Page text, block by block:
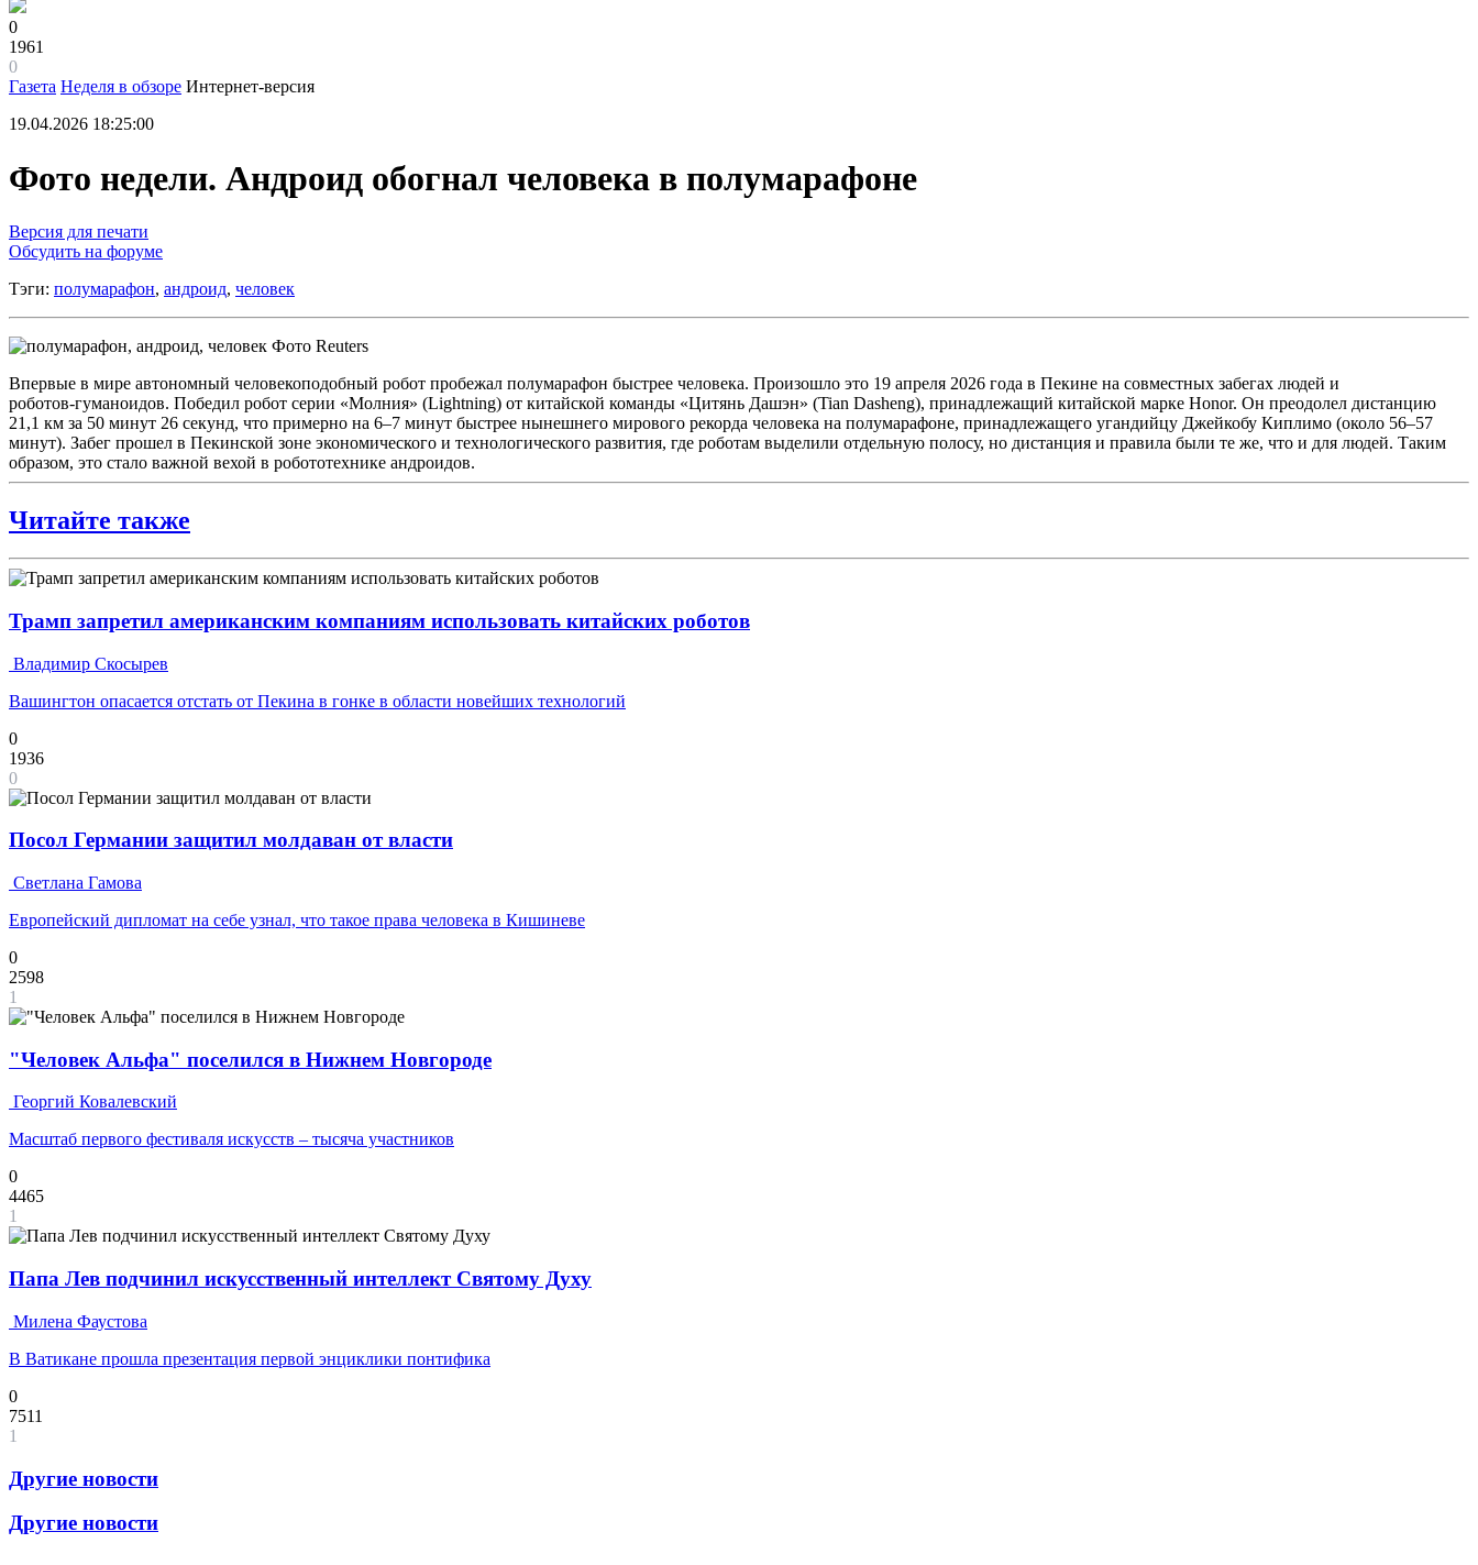
0
1961
0
Газета Неделя в обзоре Интернет-версия
19.04.2026 18:25:00
Фото недели. Андроид обогнал человека в полумарафоне
Версия для печати
Обсудить на форуме
Тэги: полумарафон, андроид, человек
Фото Reuters
Впервые в мире автономный человекоподобный робот пробежал полумарафон быстрее человека. Произошло это 19 апреля 2026 года в Пекине на совместных забегах людей и
роботов‑гуманоидов. Победил робот серии «Молния» (Lightning) от китайской команды «Цитянь Дашэн» (Tian Dasheng), принадлежащий китайской марке Honor. Он преодолел дистанцию
21,1 км за 50 минут 26 секунд, что примерно на 6–7 минут быстрее нынешнего мирового рекорда человека на полумарафоне, принадлежащего угандийцу Джейкобу Киплимо (около 56–57
минут). Забег прошел в Пекинской зоне экономического и технологического развития, где роботам выделили отдельную полосу, но дистанция и правила были те же, что и для людей. Таким
образом, это стало важной вехой в робототехнике андроидов.
Читайте также
Трамп запретил американским компаниям использовать китайских роботов
Владимир Скосырев
Вашингтон опасается отстать от Пекина в гонке в области новейших технологий
0
1936
0
Посол Германии защитил молдаван от власти
Светлана Гамова
Европейский дипломат на себе узнал, что такое права человека в Кишиневе
0
2598
1
"Человек Альфа" поселился в Нижнем Новгороде
Георгий Ковалевский
Масштаб первого фестиваля искусств – тысяча участников
0
4465
1
Папа Лев подчинил искусственный интеллект Святому Духу
Милена Фаустова
В Ватикане прошла презентация первой энциклики понтифика
0
7511
1
Другие новости
Другие новости